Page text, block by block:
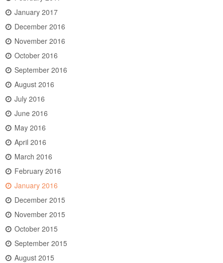
January 2017
December 2016
November 2016
October 2016
September 2016
August 2016
July 2016
June 2016
May 2016
April 2016
March 2016
February 2016
January 2016
December 2015
November 2015
October 2015
September 2015
August 2015